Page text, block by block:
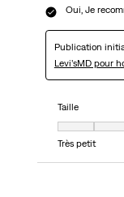
Oui, Je
Publication
Levi’sMD pour
Taille
Taille, 4 sur 7,
Très petit